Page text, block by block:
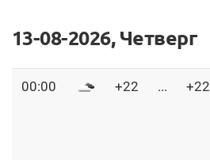
13-08-2026, Четверг
00:00 +22 ... +22